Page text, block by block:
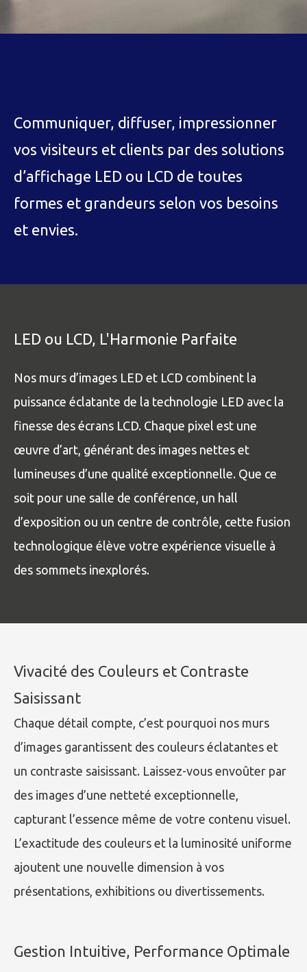
Communiquer, diffuser, impressionner
vos visiteurs et clients par des solutions
d’affichage LED ou LCD de toutes
formes et grandeurs selon vos besoins
et envies.
LED ou LCD, L'Harmonie Parfaite
Nos murs d’images LED et LCD combinent la
puissance éclatante de la technologie LED avec la
finesse des écrans LCD. Chaque pixel est une
œuvre d’art, générant des images nettes et
lumineuses d’une qualité exceptionnelle. Que ce
soit pour une salle de conférence, un hall
d’exposition ou un centre de contrôle, cette fusion
technologique élève votre expérience visuelle à
des sommets inexplorés.
Vivacité des Couleurs et Contraste
Saisissant
Chaque détail compte, c’est pourquoi nos murs
d’images garantissent des couleurs éclatantes et
un contraste saisissant. Laissez-vous envoûter par
des images d’une netteté exceptionnelle,
capturant l’essence même de votre contenu visuel.
L’exactitude des couleurs et la luminosité uniforme
ajoutent une nouvelle dimension à vos
présentations, exhibitions ou divertissements.
Gestion Intuitive, Performance Optimale